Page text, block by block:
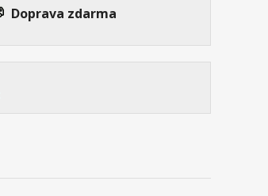
Doprava zdarma